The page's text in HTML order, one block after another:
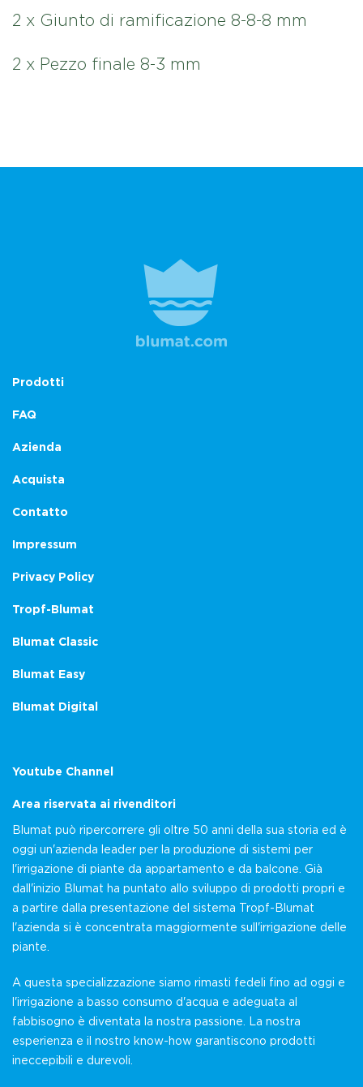
2 x Giunto di ramificazione 8-8-8 mm
2 x Pezzo finale 8-3 mm
Prodotti
FAQ
Azienda
Acquista
Contatto
Impressum
Privacy Policy
Tropf-Blumat
Blumat Classic
Blumat Easy
Blumat Digital
Youtube Channel
Area riservata ai rivenditori
Blumat può ripercorrere gli oltre 50 anni della sua storia ed è
oggi un'azienda leader per la produzione di sistemi per
l'irrigazione di piante da appartamento e da balcone. Già
dall'inizio Blumat ha puntato allo sviluppo di prodotti propri e
a partire dalla presentazione del sistema Tropf-Blumat
l'azienda si è concentrata maggiormente sull'irrigazione delle
piante.
A questa specializzazione siamo rimasti fedeli fino ad oggi e
l'irrigazione a basso consumo d'acqua e adeguata al
fabbisogno è diventata la nostra passione. La nostra
esperienza e il nostro know-how garantiscono prodotti
ineccepibili e durevoli.